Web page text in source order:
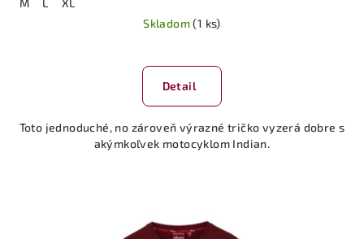
M L
XL
Skladom(1 ks)
Detail
Toto jednoduché, no zároveň výrazné tričko vyzerá dobre s
akýmkoľvek motocyklom Indian.